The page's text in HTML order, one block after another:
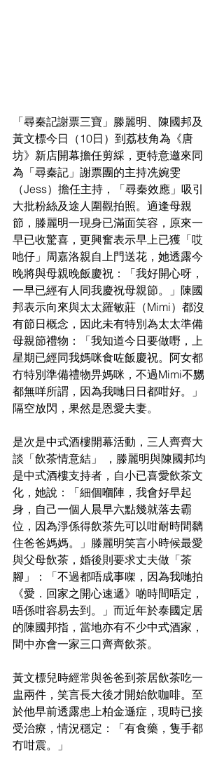
「尋秦記謝票三寶」滕麗明、陳國邦及
黃文標今日（10日）到荔枝角為《唐
坊》新店開幕擔任剪綵，更特意邀來同
為「尋秦記」謝票團的主持冼婉雯
（Jess）擔任主持，「尋秦效應」 吸引
大批粉絲及途人圍觀拍照。 適逢母親
節，滕麗明一現身已滿面笑容，原來一
早已收驚喜 ， 更興奮表示早上已獲「哎
吔仔」周嘉洛親自上門送花，她透露今
晚將與母親晚飯慶祝：「我好開心呀，
一早已經有人同我慶祝母親節。」陳國
邦表示向來與太太羅敏莊（Mimi）都沒
有節日概念，因此未有特別為太太準備
母親節禮物：「我知道今日要做嘢，上
星期已經同我媽咪食咗飯慶祝。阿女都
冇特別準備禮物畀媽咪，不過Mimi不嬲
都無咩所謂，因為我哋日日都咁好。」
隔空放閃，果然是恩愛夫妻。
是次是中式酒樓開幕活動，三人齊齊大
談「飲茶情意結」 ，滕麗明與陳國邦均
是中式酒樓支持者，自小已喜愛飲茶文
化，她說：「細個嗰陣，我會好早起
身，自己一個人晨早六點幾就落去霸
位，因為淨係得飲茶先可以咁耐時間黐
住爸爸媽媽。」滕麗明笑言小時候最愛
與父母飲茶，婚後則要求丈夫做「茶
腳」：「不過都唔成事㗎，因為我哋拍
《愛．回家之開心速遞》啲時間唔定，
唔係咁容易去到。」而近年於泰國定居
的陳國邦指，當地亦有不少中式酒家，
間中亦會一家三口齊齊飲茶。
黃文標兒時經常與爸爸到茶居飲茶吃一
盅兩件 ，笑言長大後才開始飲咖啡。至
於他早前透露患上柏金遜症，現時已接
受治療，情況穩定：「有食藥，隻手都
冇咁震。」